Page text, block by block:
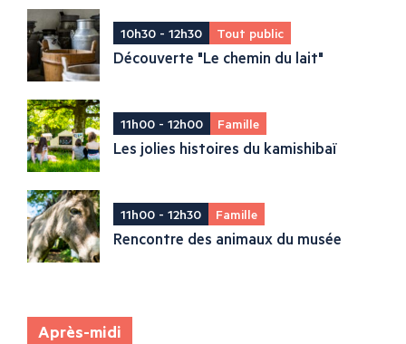
10h30 - 12h30 Tout public
Découverte "Le chemin du lait"
11h00 - 12h00 Famille
Les jolies histoires du kamishibaï
11h00 - 12h30 Famille
Rencontre des animaux du musée
Après-midi